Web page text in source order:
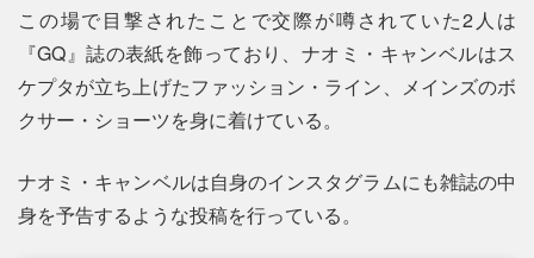
この場で目撃されたことで交際が噂されていた2人は
『GQ』誌の表紙を飾っており、ナオミ・キャンベルはス
ケプタが立ち上げたファッション・ライン、メインズのボ
クサー・ショーツを身に着けている。
ナオミ・キャンベルは自身のインスタグラムにも雑誌の中
身を予告するような投稿を行っている。